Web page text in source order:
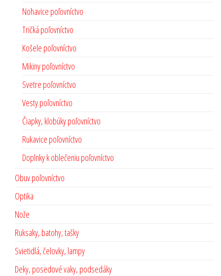
Nohavice poľovníctvo
Tričká poľovníctvo
Košele poľovníctvo
Mikiny poľovníctvo
Svetre poľovníctvo
Vesty poľovníctvo
Čiapky, klobúky poľovníctvo
Rukavice poľovníctvo
Doplnky k oblečeniu poľovníctvo
Obuv poľovníctvo
Optika
Nože
Ruksaky, batohy, tašky
Svietidlá, čelovky, lampy
Deky, posedové vaky, podsedáky